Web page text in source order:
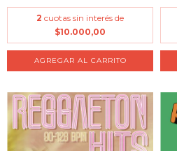
2 cuotas sin interés de
$10.000,00